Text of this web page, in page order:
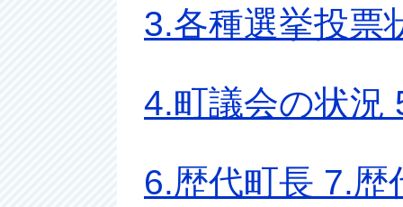
3.各種選挙投票
4.町議会の状況
6.歴代町長 7.歴